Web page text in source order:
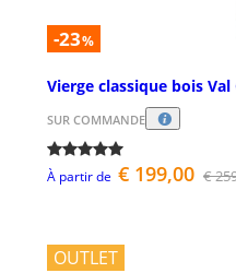
-23%
Vierge classique bois
SUR COMMANDE
À partir de € 199,00 €
OUTLET